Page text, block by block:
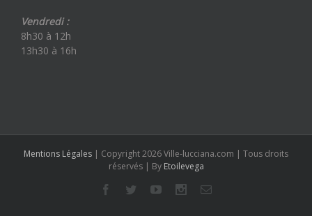
Vendredi :
8h30 à 12h
13h30 à 16h
Mentions Légales | Copyright 2026 Ville-lucciana.com | Tous droits
réservés | By Etoilevega
Facebook
TwitterYoutubeInstagram
Email